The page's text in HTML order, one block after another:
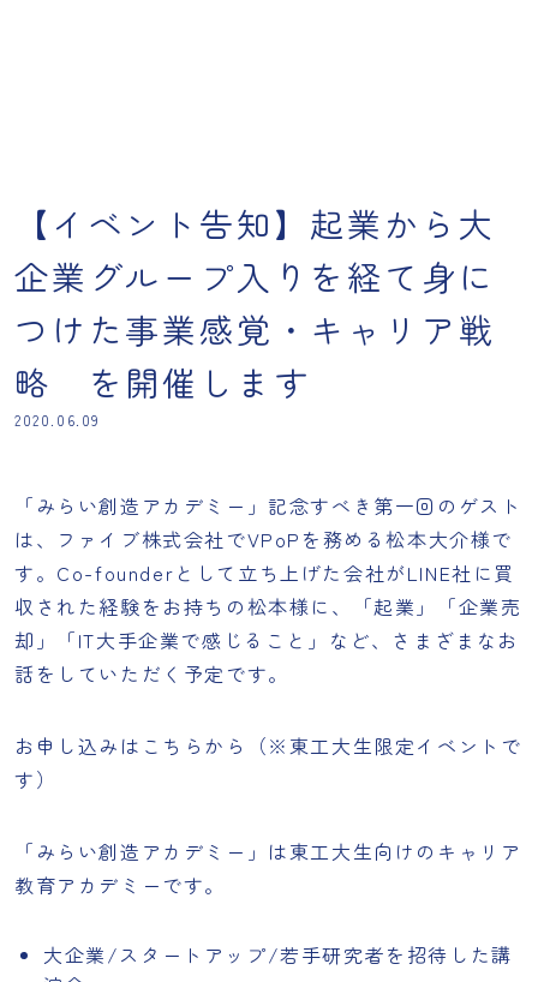
【イベント告知】起業から大
企業グループ入りを経て身に
つけた事業感覚・キャリア戦
略 を開催します
2020.06.09
「みらい創造アカデミー」記念すべき第一回のゲスト
は、ファイブ株式会社でVPoPを務める松本大介様で
す。Co-founderとして立ち上げた会社がLINE社に買
収された経験をお持ちの松本様に、「起業」「企業売
却」「IT大手企業で感じること」など、さまざまなお
話をしていただく予定です。
お申し込みは こちら から（※東工大生限定イベントで
す）
「みらい創造アカデミー」は東工大生向けのキャリア
教育アカデミーです。
大企業/スタートアップ/若手研究者を招待した講